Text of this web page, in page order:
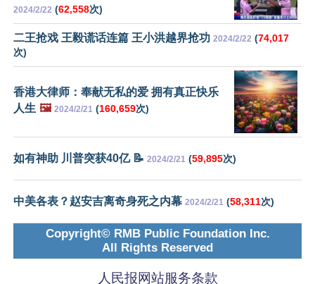
2024/2/22 (62,558次)
二王抢戏 王毅谎话连篇 王小洪越界抢功 2024/2/22 (74,017
次)
香港大律师：奉献无私的爱 拥有真正快乐
人生 🖼️ 2024/2/21 (160,659次)
如有神助 川普突获40亿 📝 2024/2/21 (59,895次)
中美各表？赵安吉离奇身死之内幕 2024/2/21 (58,311次)
Copyright© RMB Public Foundation Inc.
All Rights Reserved
人民报网站服务条款